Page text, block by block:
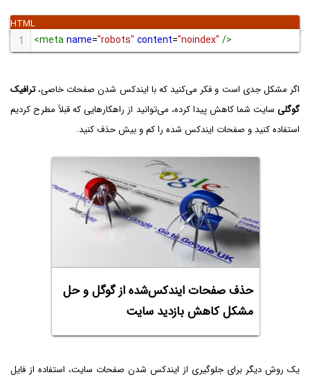
1 <metaname="robots" content="noindex" />
اگر مشکل جدی است و فکر می‌کنید که با ایندکس شدن صفحات خاصی،ترافیک
گوگلی سایت شما کاهش پیدا کرده، می‌توانید از راهکارهایی که قبلاً مطرح کردیم
استفاده کنید و صفحات ایندکس شده را کم و بیش حذف کنید.
حذف صفحات ایندکس‌شده از گوگل و حل
مشکل کاهش بازدید سایت
یک روش دیگر برای جلوگیری از ایندکس شدن صفحات سایت، استفاده از فایل